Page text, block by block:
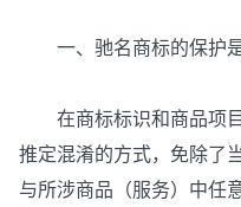
一、驰名商标的保护是
在商标标识和商品项目
推定混淆的方式，免除了
与所涉商品（服务）中任